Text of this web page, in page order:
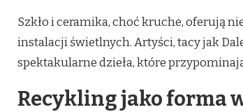
Szkło i ceramika, choć kruche, oferują
instalacji świetlnych. Artyści, tacy jak
spektakularne dzieła, które
Recykling jako forma